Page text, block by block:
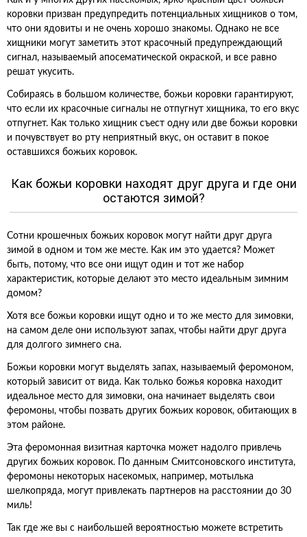
коровки призван предупредить потенциальных хищников о том,
что они ядовиты и не очень хорошо знакомы. Однако не все
хищники могут заметить этот красочный предупреждающий
сигнал, называемый апосематической окраской, и все равно
решат укусить.
Собираясь в большом количестве, божьи коровки гарантируют,
что если их красочные сигналы не отпугнут хищника, то его вкус
отпугнет. Как только хищник съест одну или две божьи коровки
и почувствует во рту неприятный вкус, он оставит в покое
оставшихся божьих коровок.
Как божьи коровки находят друг друга и где они
остаются зимой?
Сотни крошечных божьих коровок могут найти друг друга
зимой в одном и том же месте. Как им это удается? Может
быть, потому, что все они ищут один и тот же набор
характеристик, которые делают это место идеальным зимним
домом?
Хотя все божьи коровки ищут одно и то же место для зимовки,
на самом деле они используют запах, чтобы найти друг друга
для долгого зимнего сна.
Божьи коровки могут выделять запах, называемый феромоном,
который зависит от вида. Как только божья коровка находит
идеальное место для зимовки, она начинает выделять свои
феромоны, чтобы позвать других божьих коровок, обитающих в
этом районе.
Эта феромонная визитная карточка может надолго привлечь
других божьих коровок. По данным Смитсоновского института,
феромоны некоторых насекомых, например, мотылька
шелкопряда, могут привлекать партнеров на расстоянии до 30
миль!
Так где же вы с наибольшей вероятностью можете встретить